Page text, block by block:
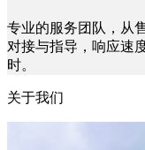
专业的服务团队，从
对接与指导，响应速
时。
关于我们